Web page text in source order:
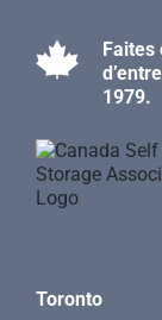
Faites
1979.
Toronto